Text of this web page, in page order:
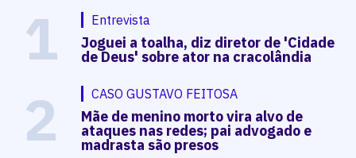
1 Entrevista
Joguei a toalha, diz diretor de 'Cidade
de Deus' sobre ator na cracolândia
2 CASO GUSTAVO FEITOSA
Mãe de menino morto vira alvo de
ataques nas redes; pai advogado e
madrasta são presos